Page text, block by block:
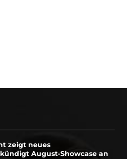
zeigt neues
August-Showcase an